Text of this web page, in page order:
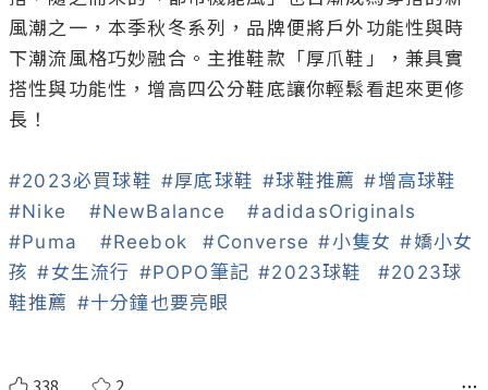
風潮之一，本季秋冬系列，品牌便將戶外功能性與時
下潮流風格巧妙融合。主推鞋款「厚爪鞋」，兼具實
搭性與功能性，增高四公分鞋底讓你輕鬆看起來更修
長！
#2023必買球鞋 #厚底球鞋 #球鞋推薦 #增高球鞋
#Nike
#NewBalance
#adidasOriginals
#Puma
#Reebok #Converse #小隻女 #嬌小女
孩 #女生流行 #POPO筆記 #2023球鞋
#2023球
鞋推薦 #十分鐘也要亮眼
338 2